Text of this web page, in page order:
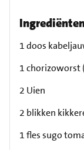
1 doos
1 chorizoworst
2 Uien
2 blikken
1 fles sugo